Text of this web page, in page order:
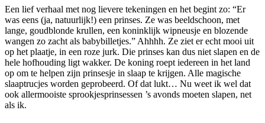
Een lief verhaal met nog lievere tekeningen en het begint zo: “Er
was eens (ja, natuurlijk!) een prinses. Ze was beeldschoon, met
lange, goudblonde krullen, een koninklijk wipneusje en blozende
wangen zo zacht als babybilletjes.” Ahhhh. Ze ziet er echt mooi uit
op het plaatje, in een roze jurk. Die prinses kan dus niet slapen en de
hele hofhouding ligt wakker. De koning roept iedereen in het land
op om te helpen zijn prinsesje in slaap te krijgen. Alle magische
slaaptrucjes worden geprobeerd. Of dat lukt… Nu weet ik wel dat
ook allermooiste sprookjesprinsessen ’s avonds moeten slapen, net
als ik.